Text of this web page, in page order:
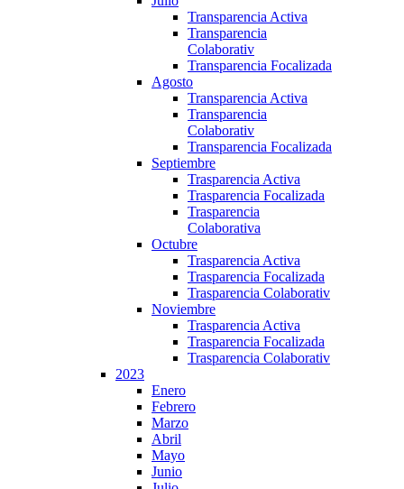
Transparencia Activa
Transparencia
Colaborativ
Transparencia Focalizada
Agosto
Transparencia Activa
Transparencia
Colaborativ
Transparencia Focalizada
Septiembre
Trasparencia Activa
Trasparencia Focalizada
Trasparencia
Colaborativa
Octubre
Trasparencia Activa
Trasparencia Focalizada
Trasparencia Colaborativ
Noviembre
Trasparencia Activa
Trasparencia Focalizada
Trasparencia Colaborativ
2023
Enero
Febrero
Marzo
Abril
Mayo
Junio